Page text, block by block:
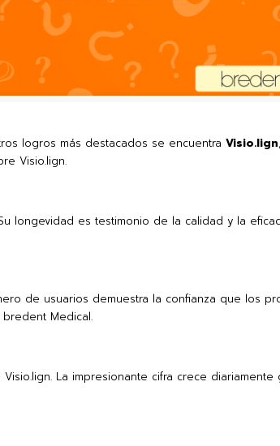
logros más destacados se encuentraVisio.lign
Visio.lign.
longevidad es testimonio de la calidad y la
de usuarios demuestra la confianza que los
Medical.
La impresionante cifra crece